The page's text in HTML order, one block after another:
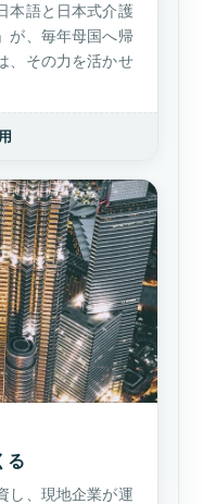
本語と日本式介護
が、毎年母国へ帰
、その力を活かせ
る
し、現地企業が運